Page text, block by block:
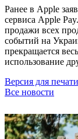
Ранее в Apple
сервиса Apple
продажи всех
событий на
прекращается
использование
Версия для печати
Все новости